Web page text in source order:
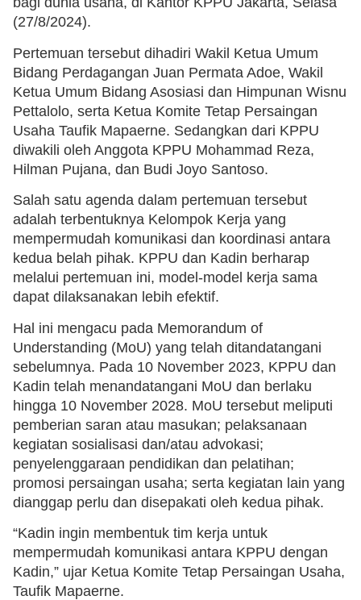
(27/8/2024).
Pertemuan tersebut dihadiri Wakil Ketua Umum
Bidang Perdagangan Juan Permata Adoe, Wakil
Ketua Umum Bidang Asosiasi dan Himpunan Wisnu
Pettalolo, serta Ketua Komite Tetap Persaingan
Usaha Taufik Mapaerne. Sedangkan dari KPPU
diwakili oleh Anggota KPPU Mohammad Reza,
Hilman Pujana, dan Budi Joyo Santoso.
Salah satu agenda dalam pertemuan tersebut
adalah terbentuknya Kelompok Kerja yang
mempermudah komunikasi dan koordinasi antara
kedua belah pihak. KPPU dan Kadin berharap
melalui pertemuan ini, model-model kerja sama
dapat dilaksanakan lebih efektif.
Hal ini mengacu pada Memorandum of
Understanding (MoU) yang telah ditandatangani
sebelumnya. Pada 10 November 2023, KPPU dan
Kadin telah menandatangani MoU dan berlaku
hingga 10 November 2028. MoU tersebut meliputi
pemberian saran atau masukan; pelaksanaan
kegiatan sosialisasi dan/atau advokasi;
penyelenggaraan pendidikan dan pelatihan;
promosi persaingan usaha; serta kegiatan lain yang
dianggap perlu dan disepakati oleh kedua pihak.
“Kadin ingin membentuk tim kerja untuk
mempermudah komunikasi antara KPPU dengan
Kadin,” ujar Ketua Komite Tetap Persaingan Usaha,
Taufik Mapaerne.